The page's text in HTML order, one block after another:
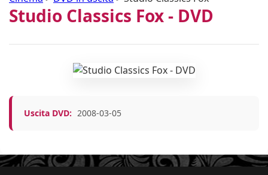
Studio Classics Fox - DVD
Uscita DVD: 2008-03-05